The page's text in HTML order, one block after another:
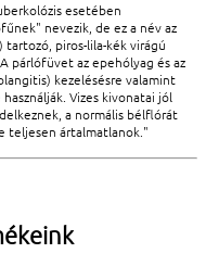
esetében
nevezik, de ez a név az
tartozó, piros-lila-kék virágú
párlófüvet az epehólyag és az
kezelésésre valamint
Vizes kivonatai jól
a normális bélflórát
teljesen ártalmatlanok."